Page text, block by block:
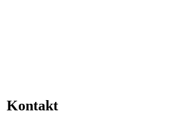
Kontakt